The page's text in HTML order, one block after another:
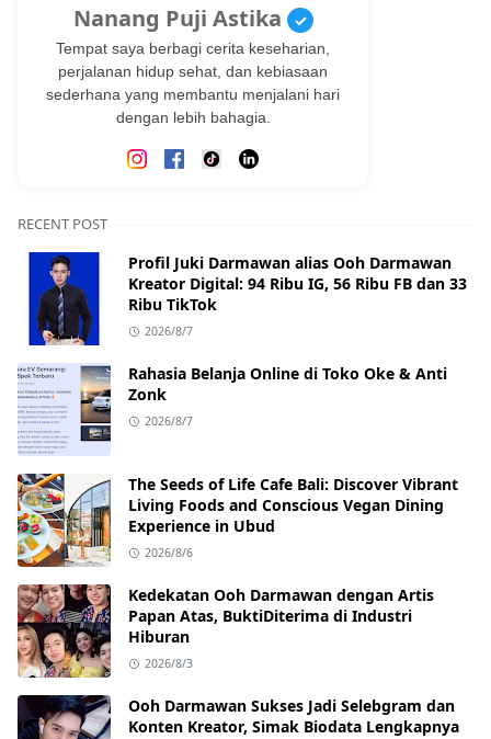
Nanang Puji Astika ✓
Tempat saya berbagi cerita keseharian,
perjalanan hidup sehat, dan kebiasaan
sederhana yang membantu menjalani hari
dengan lebih bahagia.
RECENT POST
Profil Juki Darmawan alias Ooh Darmawan
Kreator Digital: 94 Ribu IG, 56 Ribu FB dan 33
Ribu TikTok
2026/8/7
Rahasia Belanja Online di Toko Oke & Anti
Zonk
2026/8/7
The Seeds of Life Cafe Bali: Discover Vibrant
Living Foods and Conscious Vegan Dining
Experience in Ubud
2026/8/6
Kedekatan Ooh Darmawan dengan Artis
Papan Atas, BuktiDiterima di Industri
Hiburan
2026/8/3
Ooh Darmawan Sukses Jadi Selebgram dan
Konten Kreator, Simak Biodata Lengkapnya